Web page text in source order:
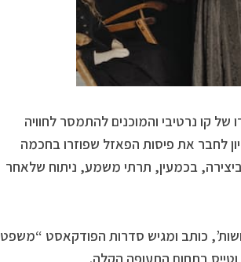
קו נרטיבי והמוכנים להתמסר לחוויה
לחבר את פיסות הפאזל שפוזרו בחכמה
בכמעין, תרתי משמע, ניתוח שלאחר
ושות’, כותב ומגיש סדרות הפודקאסט “משפט